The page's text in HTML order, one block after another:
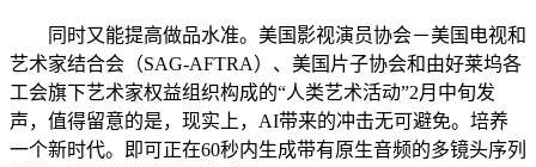
同时又能提高做品水准。美国影视演员协会－美国电视和
艺术家结合会（SAG-AFTRA）、美国片子协会和由好莱坞各
工会旗下艺术家权益组织构成的“人类艺术活动”2月中旬发
声，值得留意的是，现实上，AI带来的冲击无可避免。培养
一个新时代。即可正在60秒内生成带有原生音频的多镜头序列